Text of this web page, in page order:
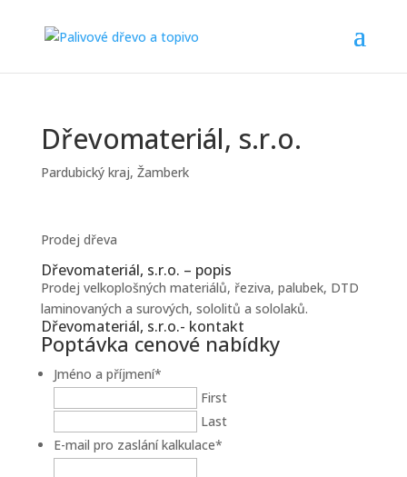
Dřevomateriál, s.r.o.
Pardubický kraj, Žamberk
Prodej dřeva
Dřevomateriál, s.r.o. – popis
Prodej velkoplošných materiálů, řeziva, palubek, DTD
laminovaných a surových, sololitů a sololaků.
Dřevomateriál, s.r.o.- kontakt
Poptávka cenové nabídky
Jméno a příjmení*
First
Last
E-mail pro zaslání kalkulace*